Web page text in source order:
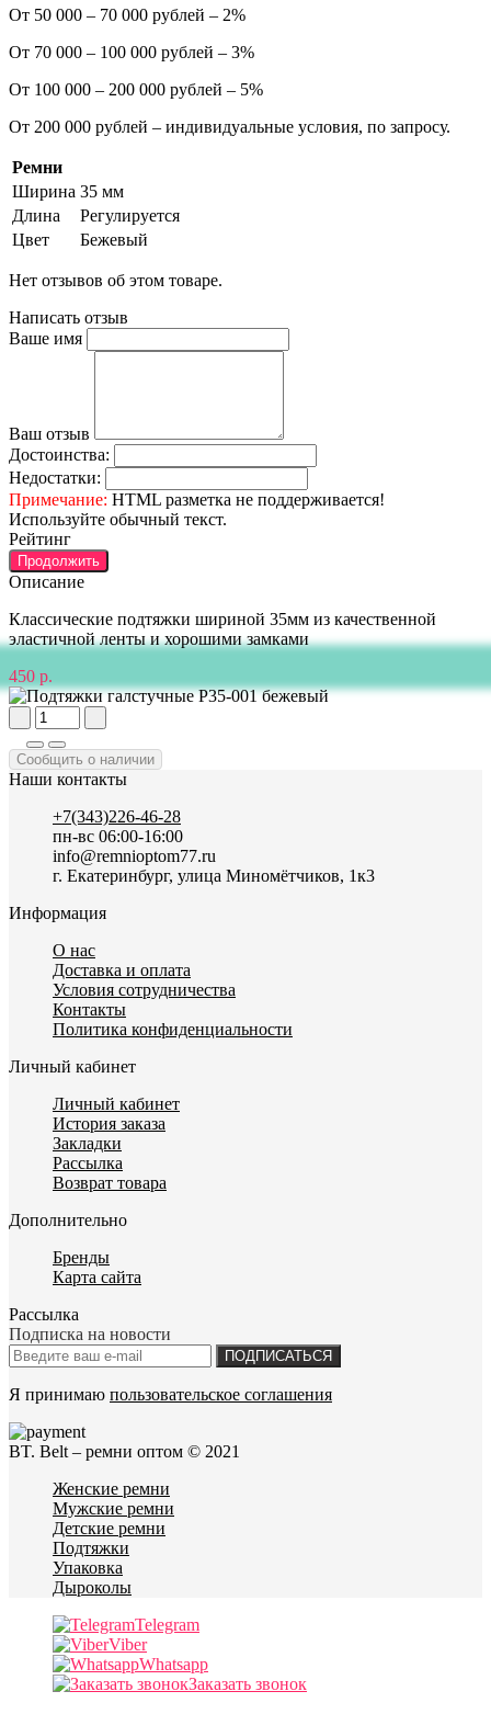
От 50 000 – 70 000 рублей – 2%
От 70 000 – 100 000 рублей – 3%
От 100 000 – 200 000 рублей – 5%
От 200 000 рублей – индивидуальные условия, по запросу.
Ремни
Ширина 35 мм
Длина
Регулируется
Цвет
Бежевый
Нет отзывов об этом товаре.
Написать отзыв
Ваше имя
Ваш отзыв
Достоинства:
Недостатки:
Примечание: HTML разметка не поддерживается!
Используйте обычный текст.
Рейтинг
Продолжить
Описание
Классические подтяжки шириной 35мм из качественной
эластичной ленты и хорошими замками
450 р.
Сообщить о наличии
Наши контакты
+7(343)226-46-28
пн-вс 06:00-16:00
info@remnioptom77.ru
г. Екатеринбург, улица Миномётчиков, 1к3
Информация
О нас
Доставка и оплата
Условия сотрудничества
Контакты
Политика конфиденциальности
Личный кабинет
Личный кабинет
История заказа
Закладки
Рассылка
Возврат товара
Дополнительно
Бренды
Карта сайта
Рассылка
Подписка на новости
ПОДПИСАТЬСЯ
Я принимаю пользовательское соглашения
BT. Belt – ремни оптом © 2021
Женские ремни
Мужские ремни
Детские ремни
Подтяжки
Упаковка
Дыроколы
Telegram
Viber
Whatsapp
Заказать звонок